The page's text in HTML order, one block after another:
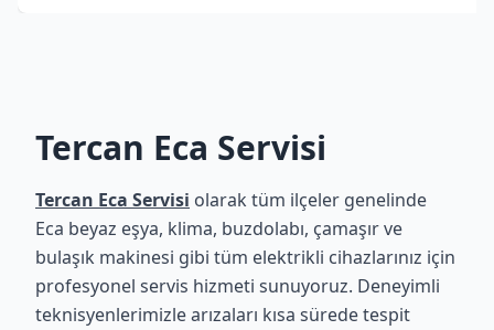
Tercan Eca Servisi
Tercan Eca Servisi olarak tüm ilçeler genelinde
Eca beyaz eşya, klima, buzdolabı, çamaşır ve
bulaşık makinesi gibi tüm elektrikli cihazlarınız için
profesyonel servis hizmeti sunuyoruz. Deneyimli
teknisyenlerimizle arızaları kısa sürede tespit